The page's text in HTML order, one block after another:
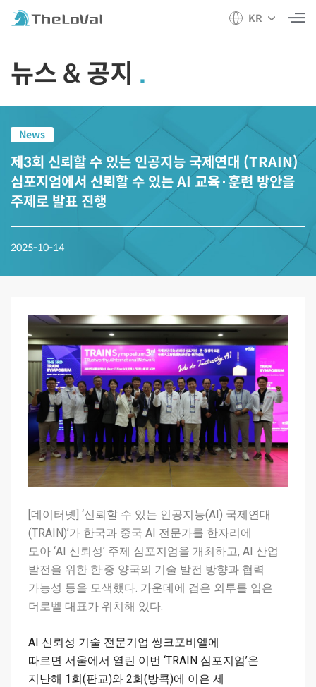
KR
뉴스 & 공지
News
제3회 신뢰할 수 있는 인공지능 국제연대 (TRAIN)
심포지엄에서 신뢰할 수 있는 AI 교육·훈련 방안을
주제로 발표 진행
2025-10-14
[데이터넷] ‘신뢰할 수 있는 인공지능(AI) 국제연대
(TRAIN)’가 한국과 중국 AI 전문가를 한자리에
모아 ‘AI 신뢰성’ 주제 심포지엄을 개최하고, AI 산업
발전을 위한 한·중 양국의 기술 발전 방향과 협력
가능성 등을 모색했다. 가운데에 검은 외투를 입은
더로벨 대표가 위치해 있다.
AI 신뢰성 기술 전문기업 씽크포비엘에
따르면 서울에서 열린 이번 ‘TRAIN 심포지엄’은
지난해 1회(판교)와 2회(방콕)에 이은 세